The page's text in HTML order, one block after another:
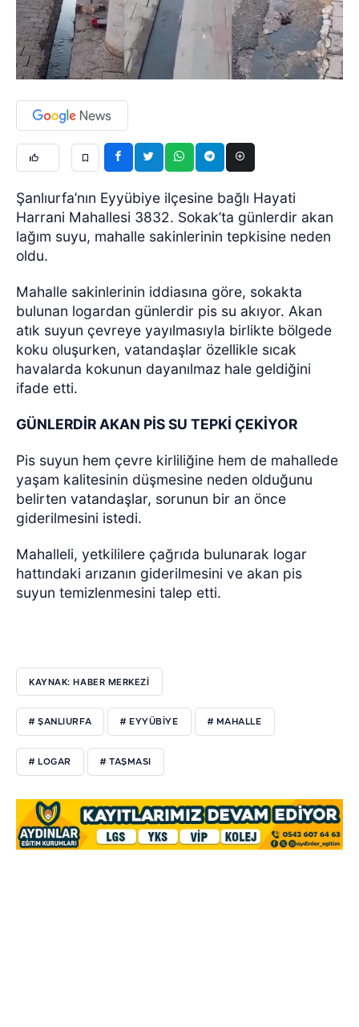
Şanlıurfa’nın Eyyübiye ilçesine bağlı Hayati
Harrani Mahallesi 3832. Sokak’ta günlerdir akan
lağım suyu, mahalle sakinlerinin tepkisine neden
oldu.
Mahalle sakinlerinin iddiasına göre, sokakta
bulunan logardan günlerdir pis su akıyor. Akan
atık suyun çevreye yayılmasıyla birlikte bölgede
koku oluşurken, vatandaşlar özellikle sıcak
havalarda kokunun dayanılmaz hale geldiğini
ifade etti.
GÜNLERDİR AKAN PİS SU TEPKİ ÇEKİYOR
Pis suyun hem çevre kirliliğine hem de mahallede
yaşam kalitesinin düşmesine neden olduğunu
belirten vatandaşlar, sorunun bir an önce
giderilmesini istedi.
Mahalleli, yetkililere çağrıda bulunarak logar
hattındaki arızanın giderilmesini ve akan pis
suyun temizlenmesini talep etti.
KAYNAK: HABER MERKEZİ
# ŞANLIURFA # EYYÜBİYE # MAHALLE
# LOGAR # TAŞMASI